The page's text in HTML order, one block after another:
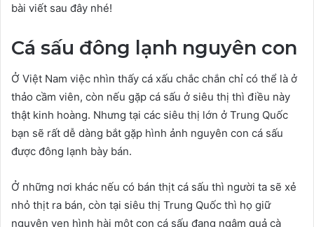
bài viết sau đây nhé!
Cá sấu đông lạnh nguyên con
Ở Việt Nam việc nhìn thấy cá xấu chắc chắn chỉ có thể là ở
thảo cầm viên, còn nếu gặp cá sấu ở siêu thị thì điều này
thật kinh hoàng. Nhưng tại các siêu thị lớn ở Trung Quốc
bạn sẽ rất dễ dàng bắt gặp hình ảnh nguyên con cá sấu
được đông lạnh bày bán.
Ở những nơi khác nếu có bán thịt cá sấu thì người ta sẽ xẻ
nhỏ thịt ra bán, còn tại siêu thị Trung Quốc thì họ giữ
nguyên vẹn hình hài một con cá sấu đang ngậm quả cà